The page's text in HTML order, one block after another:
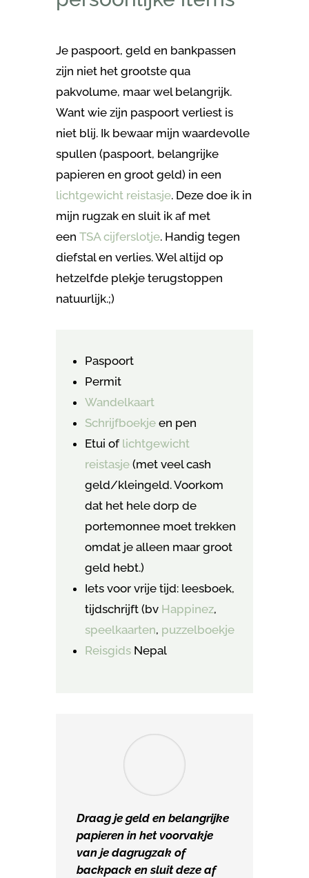
Je paspoort, geld en bankpassen
zijn niet het grootste qua
pakvolume, maar wel belangrijk.
Want wie zijn paspoort verliest is
niet blij. Ik bewaar mijn waardevolle
spullen (paspoort, belangrijke
papieren en groot geld) in een
lichtgewicht reistasje. Deze doe ik in
mijn rugzak en sluit ik af met
een TSA cijferslotje. Handig tegen
diefstal en verlies. Wel altijd op
hetzelfde plekje terugstoppen
natuurlijk.;)
Paspoort
Permit
Wandelkaart
Schrijfboekjeen pen
Etui of lichtgewicht
reistasje(met veel cash
geld/kleingeld. Voorkom
dat het hele dorp de
portemonnee moet trekken
omdat je alleen maar groot
geld hebt.)
Iets voor vrije tijd: leesboek,
tijdschrijft (bv Happinez,
speelkaarten, puzzelboekje
ReisgidsNepal
Draag je geld en belangrijke
papieren in het voorvakje
van je dagrugzak of
backpack en sluit deze af